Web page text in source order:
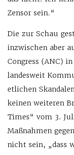
Zensor sein.“
Die zur Schau
inzwischen aber
Congress (ANC)
landesweit
etlichen
keinen weiteren
Times“ vom 3.
Maßnahmen
nicht sein, „dass